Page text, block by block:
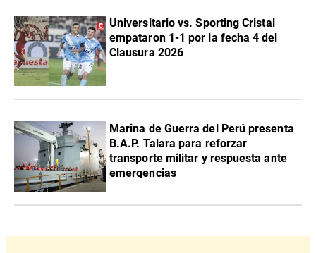
Universitario vs. Sporting Cristal
empataron 1-1 por la fecha 4 del
Clausura 2026
Marina de Guerra del Perú presenta
B.A.P. Talara para reforzar
transporte militar y respuesta ante
emergencias